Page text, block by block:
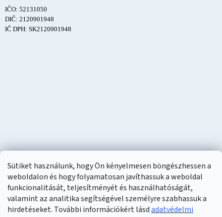
Sütiket használunk, hogy Ön kényelmesen böngészhessen a
weboldalon és hogy folyamatosan javíthassuk a weboldal
funkcionalitását, teljesítményét és használhatóságát,
valamint az analitika segítségével személyre szabhassuk a
hirdetéseket. További információkért lásdadatvédelmi
IČO: 52131050
DIČ: 2120901948
IČ DPH: SK2120901948